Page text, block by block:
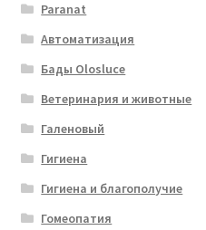
Paranat
Автоматизация
Бады Olosluce
Ветеринария и животные
Галеновый
Гигиена
Гигиена и благополучие
Гомеопатия